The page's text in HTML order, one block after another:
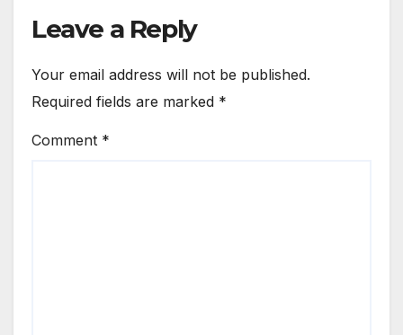
Leave a Reply
Your email address will not be published.
Required fields are marked *
Comment *